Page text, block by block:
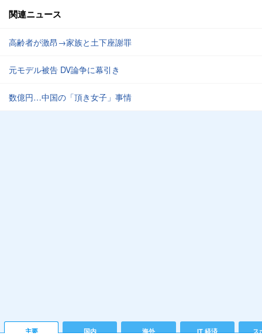
関連ニュース
高齢者が激昂→家族と土下座謝罪
元モデル被告 DV論争に幕引き
数億円…中国の「頂き女子」事情
主要 国内 海外 IT 経済 ス